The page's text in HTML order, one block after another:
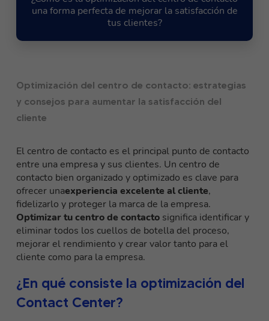
una forma perfecta de mejorar la satisfacción de
tus clientes?
Optimización del centro de contacto: estrategias
y consejos para aumentar la satisfacción del
cliente
El centro de contacto es el principal punto de contacto
entre una empresa y sus clientes. Un centro de
contacto bien organizado y optimizado es clave para
ofrecer unaexperiencia excelente al cliente,
fidelizarlo y proteger la marca de la empresa.
Optimizar tu centro de contacto significa identificar y
eliminar todos los cuellos de botella del proceso,
mejorar el rendimiento y crear valor tanto para el
cliente como para la empresa.
¿En qué consiste la optimización del
Contact Center?